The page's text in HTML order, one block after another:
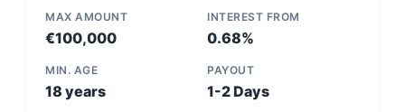
MAX AMOUNT
€100,000
INTEREST FROM
0.68%
MIN. AGE
18 years
PAYOUT
1-2 Days